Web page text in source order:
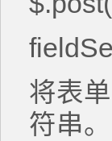
将表
符串